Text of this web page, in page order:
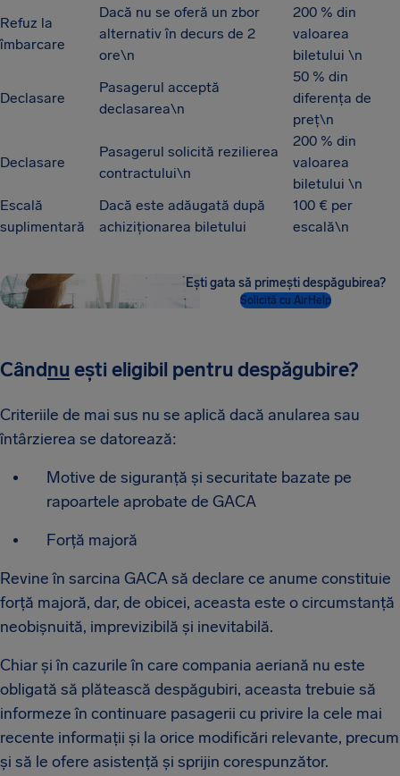
Refuz la
îmbarcare
Dacă nu se oferă un zbor
alternativ în decurs de 2
ore\n
200 % din
valoarea
biletului \n
Declasare
Pasagerul acceptă
declasarea\n
50 % din
diferența de
preț\n
Declasare
Pasagerul solicită rezilierea
contractului\n
200 % din
valoarea
biletului \n
Escală
suplimentară
Dacă este adăugată după
achiziționarea biletului
100 € per
escală\n
Ești gata să primești despăgubirea?
Solicită cu AirHelp
Cândnu ești eligibil pentru despăgubire?
Criteriile de mai sus nu se aplică dacă anularea sau
întârzierea se datorează:
Motive de siguranță și securitate bazate pe
rapoartele aprobate de GACA
Forță majoră
Revine în sarcina GACA să declare ce anume constituie
forță majoră, dar, de obicei, aceasta este o circumstanță
neobișnuită, imprevizibilă și inevitabilă.
Chiar și în cazurile în care compania aeriană nu este
obligată să plătească despăgubiri, aceasta trebuie să
informeze în continuare pasagerii cu privire la cele mai
recente informații și la orice modificări relevante, precum
și să le ofere asistență și sprijin corespunzător.